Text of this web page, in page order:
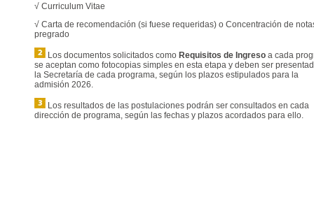
√ Curriculum Vitae
√ Carta de recomendación (si fuese requeridas) o Concentración de
pregrado
Los documentos solicitados como Requisitos de Ingresoa cada
se aceptan como fotocopias simples en esta etapa y deben ser
la Secretaría de cada programa, según los plazos estipulados para la
admisión 2026.
Los resultados de las postulaciones podrán ser consultados en cada
dirección de programa, según las fechas y plazos acordados para ello.